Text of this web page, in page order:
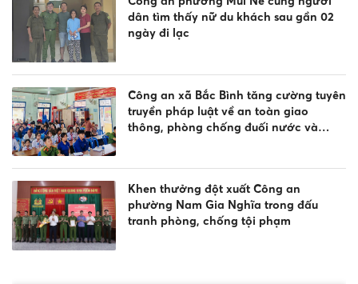
dân tìm thấy nữ du khách sau gần 02
ngày đi lạc
Công an xã Bắc Bình tăng cường tuyên
truyền pháp luật về an toàn giao
thông, phòng chống đuối nước và
Khen thưởng đột xuất Công an
phường Nam Gia Nghĩa trong đấu
tranh phòng, chống tội phạm